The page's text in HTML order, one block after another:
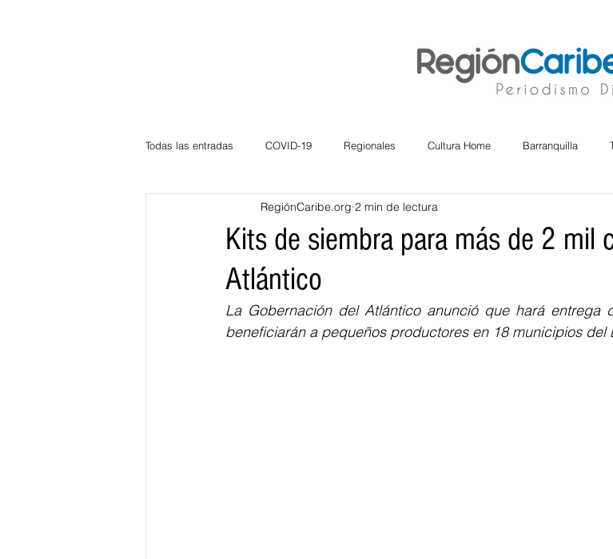
Todas las entradas COVID-19 Regionales Cultura Home Barranquilla
Atlántico La Guajira Cesar
Bloggeros
Educación BID BIENESTAR AMBIENTAL AFRO
Kits de siembra para más de 2 mil
Atlántico
RegiónCaribe.org 2 min de lectura
La Gobernación del Atlántico anunció que hará entrega
beneficiarán a pequeños productores en 18 municipios del